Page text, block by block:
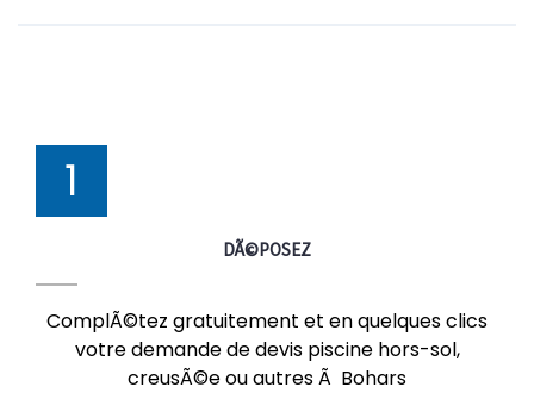
1
DÃ©POSEZ
ComplÃ©tez gratuitement et en quelques clics
votre demande de devis piscine hors-sol,
creusÃ©e ou autres Ã Bohars